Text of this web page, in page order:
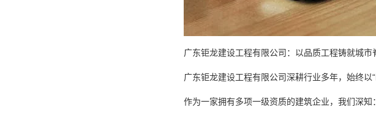
广东钜龙建设工程有限公司：以品质工程铸就城
广东钜龙建设工程有限公司深耕行业多年，始终以
作为一家拥有多项一级资质的建筑企业，我们深